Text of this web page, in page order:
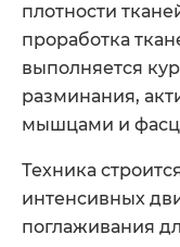
плотности
проработка
выполняется
разминания,
мышцами и
Техника
интенсивных
поглаживания